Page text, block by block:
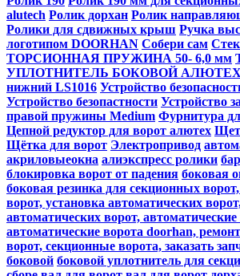
alutech Ролик дорхан Ролик
Ролики для сдвижных крыш Ручка
логотипом DOORHAN Собери сам
ТОРСИОННАЯ ПРУЖИНА 50- 6,0 мм
УПЛОТНИТЕЛЬ БОКОВОЙ АЛЮТЕХ
нижний LS1016 Устройство
Устройство безопастности Устройство
правой пружины Medium Фурнитура
Цепной редуктор для ворот алютех
Щётка для ворот Электропривод
акриловыеокна алиэкспресс ролики
блокировка ворот от падения боковая
боковая резинка для секционных
ворот, установка автоматических
автоматических ворот, автоматические
автоматические ворота doorhan,
ворот, секционные ворота, заказать
боковой боковой уплотнитель для